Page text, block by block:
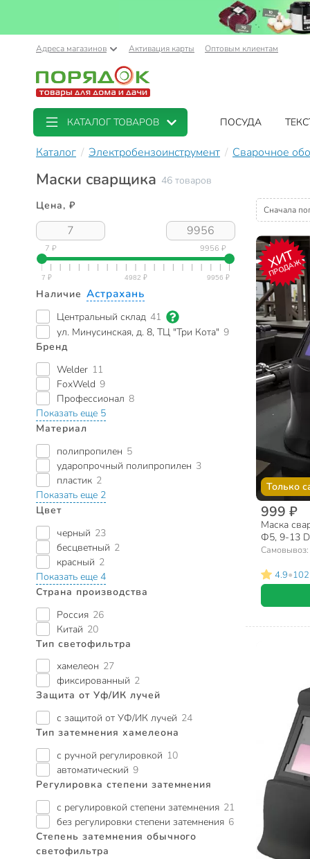
Адреса магазинов Активация карты Оптовым клиентам
КАТАЛОГ ТОВАРОВ ПОСУДА
Каталог Электробензоинструмент Сварочное
Маски сварщика 46 товаров
Цена, ₽
7 ₽ 9956 ₽
Наличие Астрахань
Центральный склад 41
ул. Минусинская, д. 8, ТЦ "Три Кота" 9
Бренд
Welder 11
FoxWeld 9
Профессионал 8
Показать еще 5
Материал
полипропилен 5
ударопрочный полипропилен 3
пластик 2
Показать еще 2
Цвет
черный 23
бесцветный 2
красный 2
Показать еще 4
Страна производства
Россия 26
Китай 20
Тип светофильтра
хамелеон 27
фиксированный 2
Защита от Уф/ИК лучей
с защитой от УФ/ИК лучей 24
Тип затемнения хамелеона
с ручной регулировкой 10
автоматический 9
Регулировка степени затемнения
с регулировкой степени затемнения 21
без регулировки степени затемнения 6
Степень затемнения обычного
светофильтра
Сначала
ХИТ
ПРОДАЖ
Только
999 ₽
Маска
Ф5, 9-13
Самовывоз:
4.9•